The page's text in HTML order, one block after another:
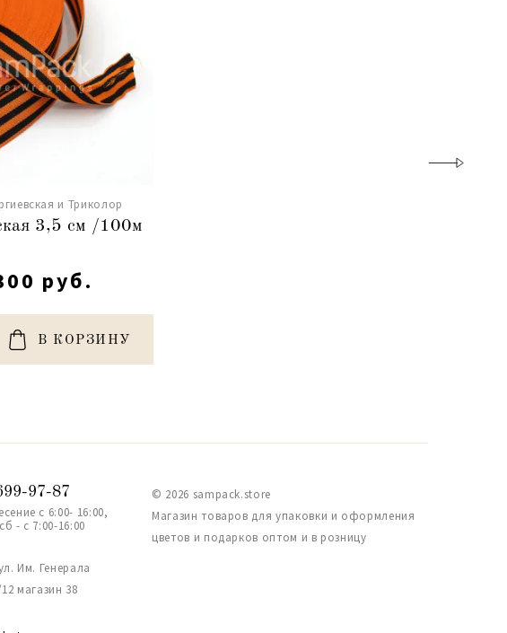
и Триколор
3,5 см /100м
руб.
В КОРЗИНУ
97-87
с 6:00- 16:00,
- с 7:00-16:00
Им. Генерала
магазин 38
© 2026 sampack.store
Магазин товаров для упаковки и оформления
цветов и подарков оптом и в розницу